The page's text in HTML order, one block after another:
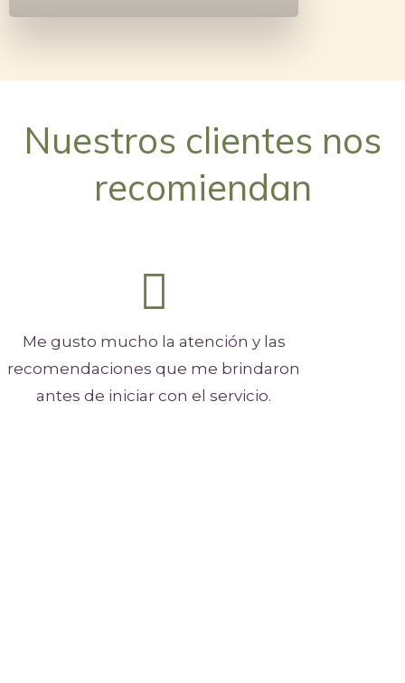
Nuestros clientes nos
recomiendan
Me gusto mucho la atención y las
recomendaciones que me brindaron
antes de iniciar con el servicio.